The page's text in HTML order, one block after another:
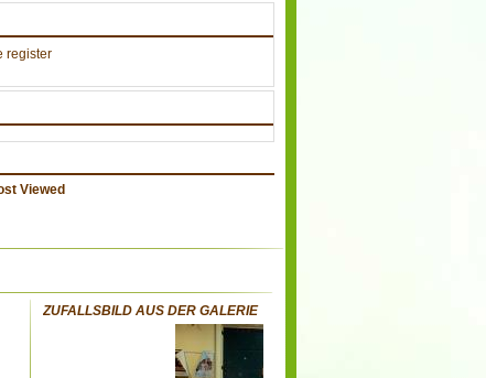
register
Viewed
ZUFALLSBILD AUS DER GALERIE